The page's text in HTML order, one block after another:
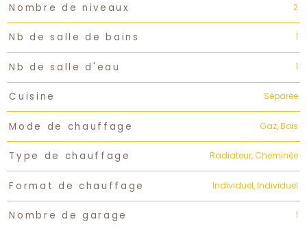
Nombre de niveaux 2
Nb de salle de bains 1
Nb de salle d'eau 1
Cuisine Séparée
Mode de chauffage Gaz, Bois
Type de chauffage Radiateur, Cheminée
Format de chauffage Individuel, Individuel
Nombre de garage 1